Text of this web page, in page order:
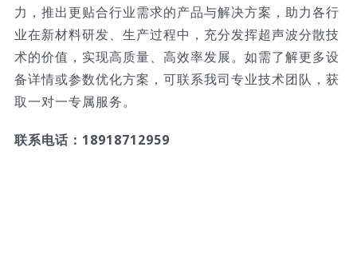
力，推出更贴合行业需求的产品与解决方案，助力各行
业在新材料研发、生产过程中，充分发挥超声波分散技
术的价值，实现高质量、高效率发展。如需了解更多设
备详情或参数优化方案，可联系我司专业技术团队，获
取一对一专属服务。
联系电话：18918712959